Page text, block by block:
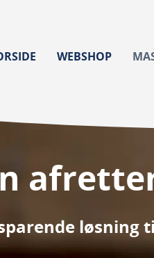
WEBSHOP
løsning